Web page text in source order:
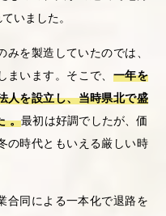
いました。
を製造していたのでは、
います。そこで、 一年を
人を設立し、当時県北で盛
。最初は好調でしたが、価
の時代ともいえる厳しい時
合同による一本化で退路を